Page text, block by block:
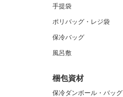
手提袋
ポリバッグ・レジ袋
保冷バッグ
風呂敷
梱包資材
保冷ダンボール・バッグ